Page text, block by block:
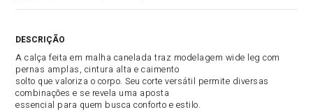
A calça feita em malha canelada traz modelagem wide leg com
pernas amplas, cintura alta e caimento
solto que valoriza o corpo. Seu corte versátil permite diversas
combinações e se revela uma aposta
essencial para quem busca conforto e estilo.